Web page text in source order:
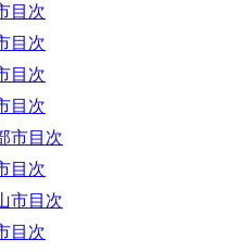
目次
目次
目次
目次
市目次
目次
市目次
目次